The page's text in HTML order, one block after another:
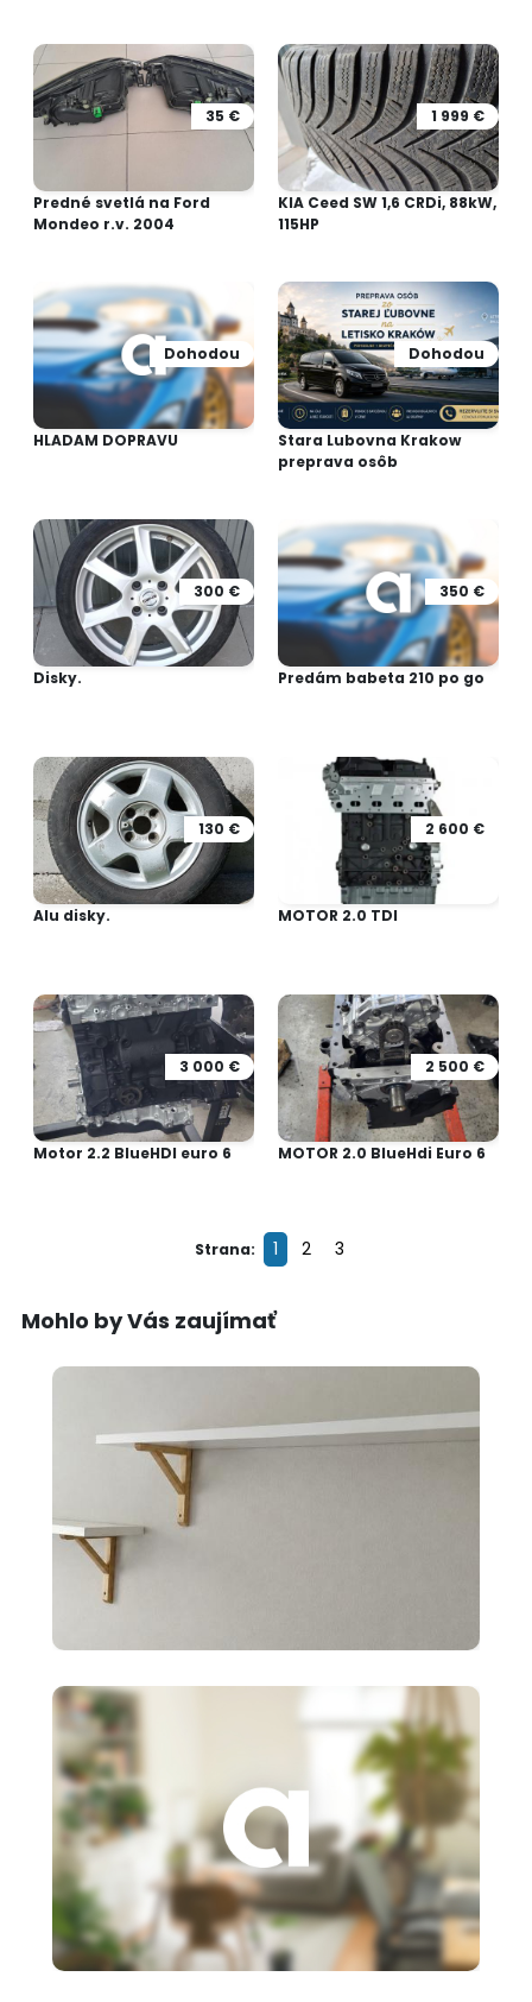
35 €
Predné svetlá na Ford
Mondeo r.v. 2004
1 999 €
KIA Ceed SW 1,6 CRDi, 88kW,
115HP
Dohodou
HLADAM DOPRAVU
Dohodou
Stara Lubovna Krakow
preprava osôb
300 €
Disky.
350 €
Predám babeta 210 po go
130 €
Alu disky.
2 600 €
MOTOR 2.0 TDI
3 000 €
Motor 2.2 BlueHDI euro 6
2 500 €
MOTOR 2.0 BlueHdi Euro 6
Strana: 1 2 3
Mohlo by Vás zaujímať
biele 120X20cm